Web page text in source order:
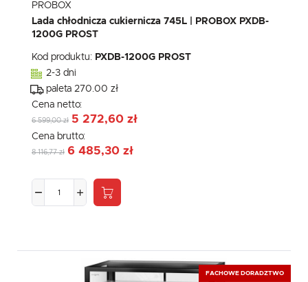
PROBOX
Lada chłodnicza cukiernicza 745L | PROBOX PXDB-
1200G PROST
Kod produktu: PXDB-1200G PROST
2-3 dni
paleta 270.00 zł
Cena netto:
6 599,00 zł 5 272,60 zł
Cena brutto:
8 116,77 zł 6 485,30 zł
FACHOWE DORADZTWO